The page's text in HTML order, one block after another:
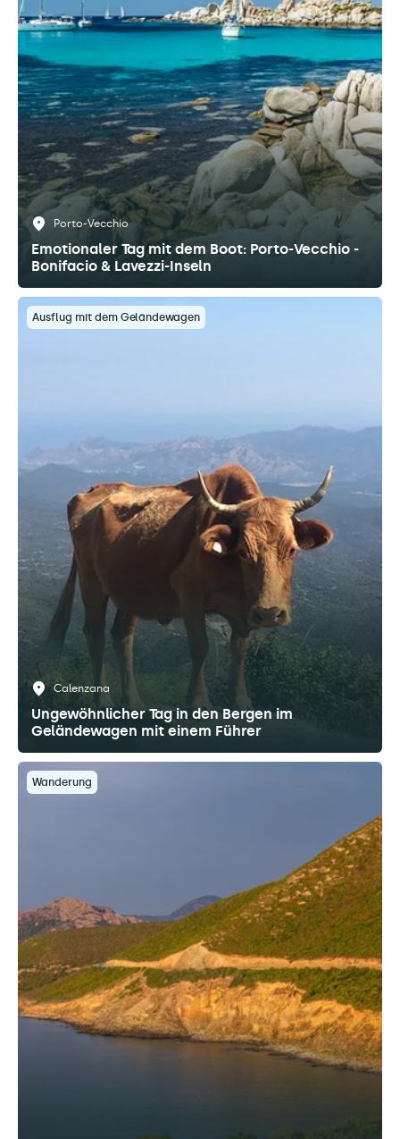
Porto-Vecchio
Emotionaler Tag mit dem Boot: Porto-Vecchio -
Bonifacio & Lavezzi-Inseln
Ausflug mit dem Geländewagen
Calenzana
Ungewöhnlicher Tag in den Bergen im
Geländewagen mit einem Führer
Wanderung